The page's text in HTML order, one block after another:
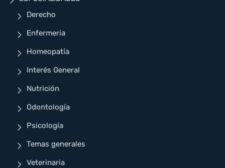
Derecho
Enfermeria
Homeopatía
Interés General
Nutrición
Odontología
Psicología
Temas generales
Veterinaria